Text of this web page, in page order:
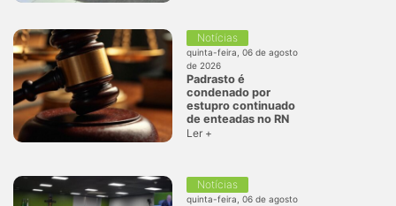
Notícias
quinta-feira, 06 de agosto
de 2026
Padrasto é
condenado por
estupro continuado
de enteadas no RN
Ler +
Notícias
quinta-feira, 06 de agosto